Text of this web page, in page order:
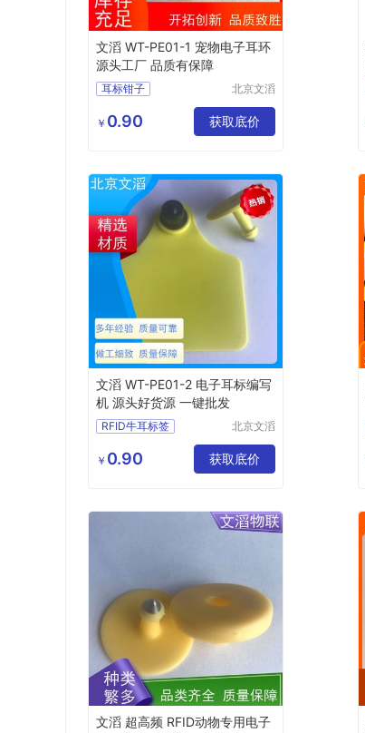
文滔 WT-PE01-1 宠物电子耳环
源头工厂 品质有保障
耳标钳子
可定制畜牧电子耳标
猪用电子耳标
RFID动物专用电子标签
北京文滔
技有限公
司
￥ 0.90 获取底价
文滔 WT-PE01-2 电子耳标编写
机 源头好货源 一键批发
RFID牛耳标签
宠物电子耳环
RFID动物专用电子标签
北京文滔
技有限公
司
￥ 0.90 获取底价
文滔 超高频 RFID动物专用电子